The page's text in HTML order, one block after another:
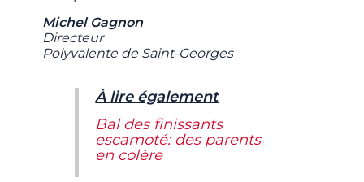
Michel Gagnon
Directeur
Polyvalente de Saint-Georges
À lire également
Bal des finissants
escamoté: des parents
en colère